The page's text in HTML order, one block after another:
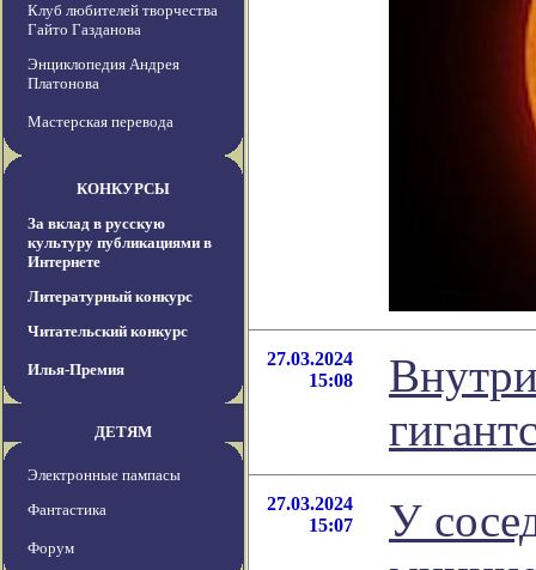
Клуб любителей творчества
Гайто Газданова
Энциклопедия Андрея
Платонова
Мастерская перевода
КОНКУРСЫ
За вклад в русскую
культуру публикациями в
Интернете
Литературный конкурс
Читательский конкурс
Илья-Премия
ДЕТЯМ
Электронные пампасы
Фантастика
Форум
27.03.2024
15:08
27.03.2024
15:07
У